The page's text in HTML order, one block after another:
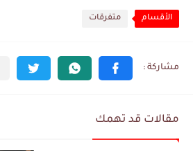
الأقسام متفرقات
مقالات قد تهمك